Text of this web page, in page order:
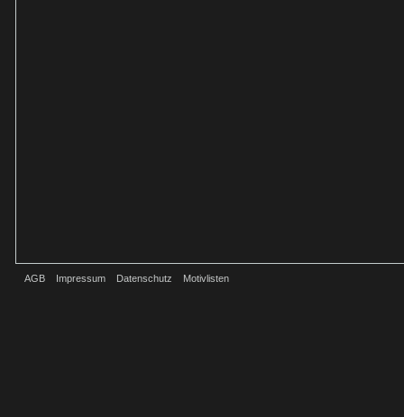
AGB Impressum Datenschutz Motivlisten